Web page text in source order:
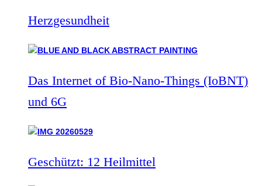
Herzgesundheit
Das Internet of Bio-Nano-Things (IoBNT)
und 6G
Geschützt: 12 Heilmittel